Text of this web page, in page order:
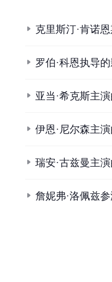
克里斯汀·肯诺
罗伯·科恩执导
亚当·希克斯主
伊恩·尼尔森主
瑞安·古兹曼主
詹妮弗·洛佩兹